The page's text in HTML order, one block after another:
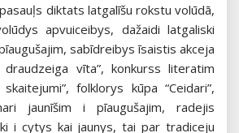
diktats latgalīšu rokstu volūdā,
apvuiceibys, dažaidi latgaliski
sabīdreibys īsaistis akceja
draudzeiga vīta”, konkurss literatim
folklorys kūpa “Ceidari”,
jaunīšim i pīaugušajim, radejis
i cytys kai jaunys, tai par tradiceju